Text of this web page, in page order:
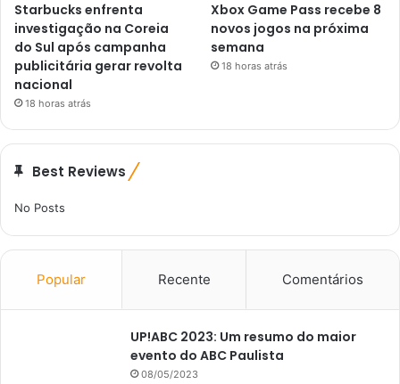
Starbucks enfrenta
investigação na Coreia
do Sul após campanha
publicitária gerar revolta
nacional
18 horas atrás
Xbox Game Pass recebe 8
novos jogos na próxima
semana
18 horas atrás
Best Reviews
No Posts
Popular Recente Comentários
UP!ABC 2023: Um resumo do maior
evento do ABC Paulista
08/05/2023